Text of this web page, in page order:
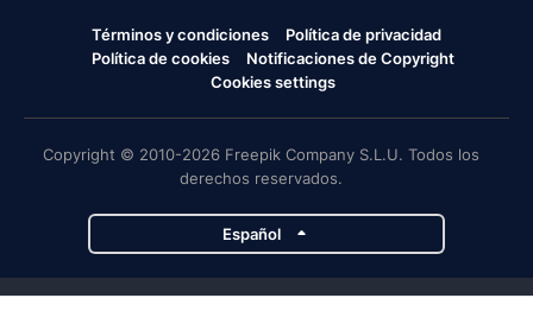
Términos y condiciones
Política de privacidad
Política de cookies
Notificaciones de Copyright
Cookies settings
Copyright © 2010-2026 Freepik Company S.L.U. Todos los
derechos reservados.
Español